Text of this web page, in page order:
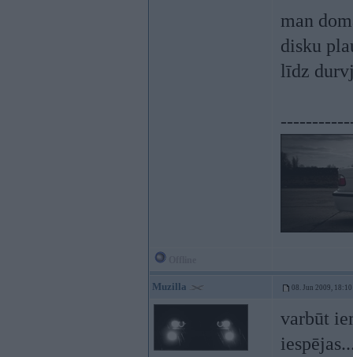
man
disku
līdz
Muzilla 08. Jun 2009, 18:10
varbūt